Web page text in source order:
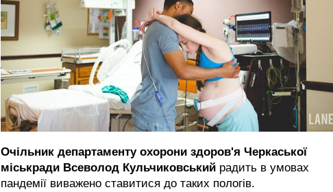
Очільник департаменту охорони здоров'я Черкаської
міськради Всеволод Кульчиковський радить в умовах
пандемії виважено ставитися до таких пологів.